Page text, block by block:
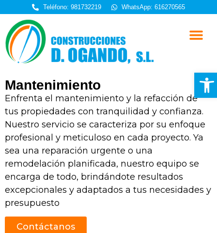
Teléfono: 981732219 WhatsApp: 616270565
Mantenimiento
Enfrenta el mantenimiento y la refacción de
tus propiedades con tranquilidad y confianza.
Nuestro servicio se caracteriza por su enfoque
profesional y meticuloso en cada proyecto. Ya
sea una reparación urgente o una
remodelación planificada, nuestro equipo se
encarga de todo, brindándote resultados
excepcionales y adaptados a tus necesidades y
presupuesto
Contáctanos